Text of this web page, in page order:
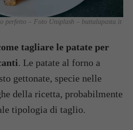
perfetto – Foto Unsplash – buttalapasta.it
tagliare le patate per
. Le patate al forno a
gettonate, specie nelle
della ricetta, probabilmente
tipologia di taglio.